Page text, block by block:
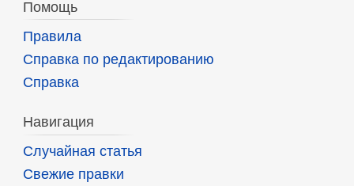
Помощь
Правила
Справка по редактированию
Справка
Навигация
Случайная статья
Свежие правки